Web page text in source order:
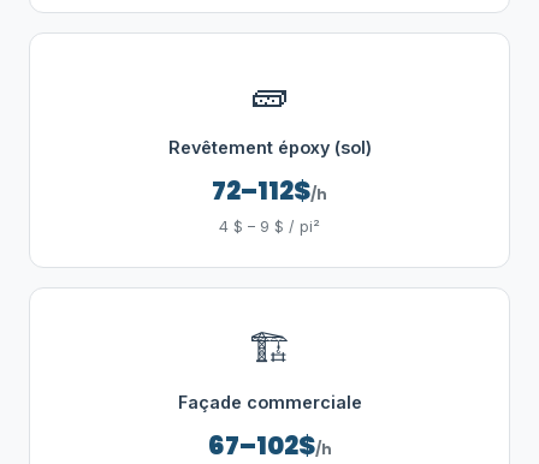
🧱
Revêtement époxy (sol)
72–112$/h
4 $ – 9 $ / pi²
🏗️
Façade commerciale
67–102$/h